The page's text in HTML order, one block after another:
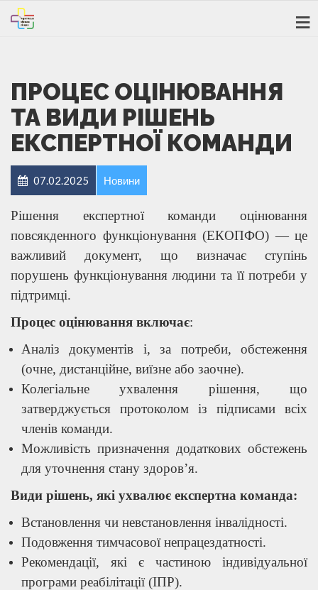
ПРОЦЕС ОЦІНЮВАННЯ
ТА ВИДИ РІШЕНЬ
ЕКСПЕРТНОЇ КОМАНДИ
07.02.2025 Новини
Рішення експертної команди оцінювання
повсякденного функціонування (ЕКОПФО) — це
важливий документ, що визначає ступінь
порушень функціонування людини та її потреби у
підтримці.
Процес оцінювання включає:
Аналіз документів і, за потреби, обстеження
(очне, дистанційне, виїзне або заочне).
Колегіальне ухвалення рішення, що
затверджується протоколом із підписами всіх
членів команди.
Можливість призначення додаткових обстежень
для уточнення стану здоров’я.
Види рішень, які ухвалює експертна команда:
Встановлення чи невстановлення інвалідності.
Подовження тимчасової непрацездатності.
Рекомендації, які є частиною індивідуальної
програми реабілітації (ІПР).